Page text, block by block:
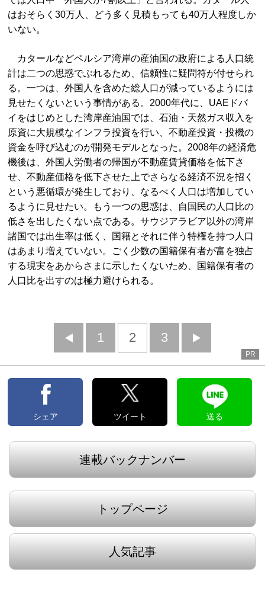
はおそらく30万人、どう多く見積もっても40万人程度しか
いない。
カタールなどペルシア湾岸の産油国の政府による人口統
計は二つの思惑でぶれるため、信頼性に疑問符が付せられ
る。一つは、外国人を含めた総人口が減っているようには
見せたくないという事情がある。2000年代に、UAEドバ
イをはじめとした湾岸産油国では、石油・天然ガス収入を
原資に大規模なインフラ投資を行い、不動産投資・投機の
資金を呼び込むのが開発モデルとなった。2008年の経済危
機後は、外国人労働者の帰国が不動産賃貸価格を低下さ
せ、不動産価格を低下させた上でさらなる経済不況を招く
という悪循環が発生しており、なるべく人口は増加してい
るように見せたい。もう一つの思惑は、自国民の人口比の
低さを出したくない点である。サウジアラビア以外の湾岸
諸国では出生率は低く、国籍とそれに伴う特権を持つ人口
はあまり増えていない。ごく少数の国籍保有者が富を独占
する現実をあからさまに示したくないため、国籍保有者の
人口比を出すのは極力避けられる。
前
へ
1 2 3
へ
PR
シェア ツイート 送る
連載バックナンバー
トップページ
人気記事